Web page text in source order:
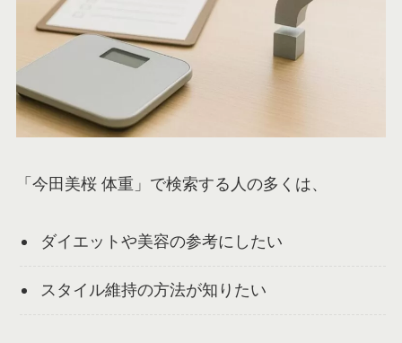
「今田美桜 体重」で検索する人の多くは、
ダイエットや美容の参考にしたい
スタイル維持の方法が知りたい